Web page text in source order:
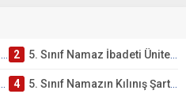
2 5. Sınıf Namaz İbadeti Ünite Testi – Online Çöz
4 5. Sınıf Namazın Kılınış Şartları Testi